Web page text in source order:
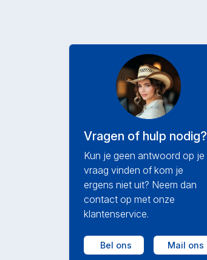
Vragen of hulp nodig?
Kun je geen antwoord op je
vraag vinden of kom je
ergens niet uit? Neem dan
contact op met onze
klantenservice.
Bel ons Mail ons